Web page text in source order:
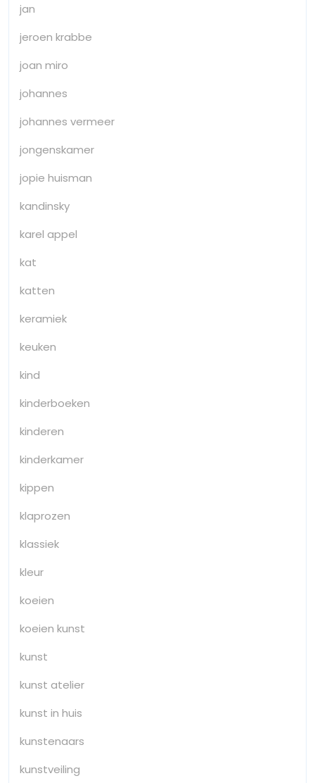
jan
jeroen krabbe
joan miro
johannes
johannes vermeer
jongenskamer
jopie huisman
kandinsky
karel appel
kat
katten
keramiek
keuken
kind
kinderboeken
kinderen
kinderkamer
kippen
klaprozen
klassiek
kleur
koeien
koeien kunst
kunst
kunst atelier
kunst in huis
kunstenaars
kunstveiling